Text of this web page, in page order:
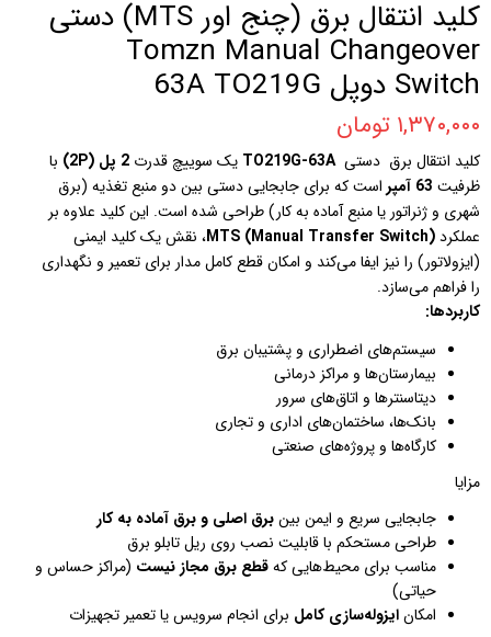
کلید انتقال برق (چنج‌ اور MTS) دستی
Tomzn Manual Changeover
Switch دوپل 63A TO219G
۱,۳۷۰,۰۰۰ تومان
کلید انتقال برق دستی TO219G-63A یک سوییچ قدرت 2 پل (2P)
با
ظرفیت 63 آمپر
است که برای جابجایی دستی بین دو منبع تغذیه (برق
شهری و ژنراتور یا منبع آماده به کار) طراحی شده است. این کلید علاوه بر
عملکردMTS (Manual Transfer Switch)، نقش یک کلید ایمنی
(ایزولاتور) را نیز ایفا می‌کند و امکان قطع کامل مدار برای تعمیر و نگهداری
را فراهم می‌سازد.
کاربردها:
سیستم‌های اضطراری و پشتیبان برق
بیمارستان‌ها و مراکز درمانی
دیتاسنترها و اتاق‌های سرور
بانک‌ها، ساختمان‌های اداری و تجاری
کارگاه‌ها و پروژه‌های صنعتی
مزایا
جابجایی سریع و ایمن بینبرق اصلی و برق آماده به کار
طراحی مستحکم با قابلیت نصب روی ریل تابلو برق
مناسب برای محیط‌هایی کهقطع برق مجاز نیست (مراکز حساس و
حیاتی)
امکانایزوله‌سازی کامل برای انجام سرویس یا تعمیر تجهیزات